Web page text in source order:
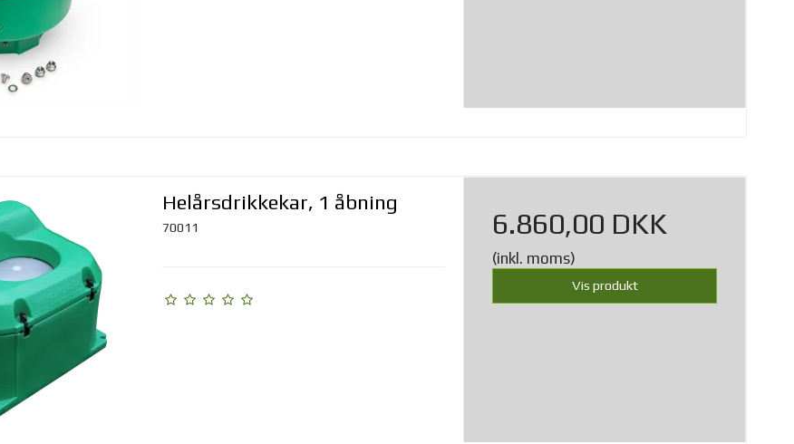
Helårsdrikkekar, 1 åbning
70011 6.860,00 DKK
(inkl. moms)
Vis produkt